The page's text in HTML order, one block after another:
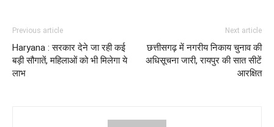
Previous article
Haryana : सरकार देने जा रही कई
बड़ी सौगातें, महिलाओं को भी मिलेगा ये
लाभ
Next article
छत्तीसगढ़ में नगरीय निकाय चुनाव की
अधिसूचना जारी, रायपुर की सात सीटें
आरक्षित